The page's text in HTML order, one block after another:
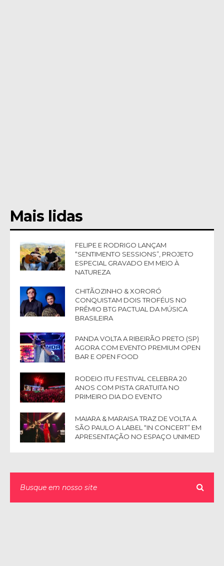
Mais lidas
FELIPE E RODRIGO LANÇAM
“SENTIMENTO SESSIONS”, PROJETO
ESPECIAL GRAVADO EM MEIO À
NATUREZA
CHITÃOZINHO & XORORÓ
CONQUISTAM DOIS TROFÉUS NO
PRÊMIO BTG PACTUAL DA MÚSICA
BRASILEIRA
PANDA VOLTA A RIBEIRÃO PRETO (SP)
AGORA COM EVENTO PREMIUM OPEN
BAR E OPEN FOOD
RODEIO ITU FESTIVAL CELEBRA 20
ANOS COM PISTA GRATUITA NO
PRIMEIRO DIA DO EVENTO
MAIARA & MARAISA TRAZ DE VOLTA A
SÃO PAULO A LABEL “IN CONCERT” EM
APRESENTAÇÃO NO ESPAÇO UNIMED